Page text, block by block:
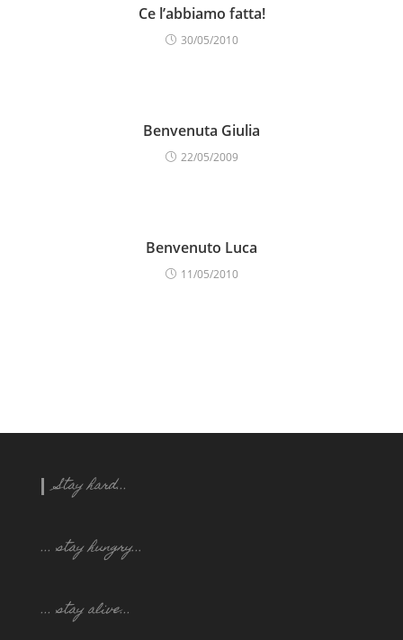
Ce l’abbiamo fatta!
30/05/2010
Benvenuta Giulia
22/05/2009
Benvenuto Luca
11/05/2010
Stay hard...
... stay hungry...
... stay alive...